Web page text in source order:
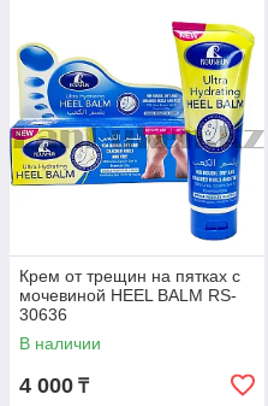
Крем от трещин на пятках с
мочевиной HEEL BALM RS-
30636
В наличии
4 000 ₸